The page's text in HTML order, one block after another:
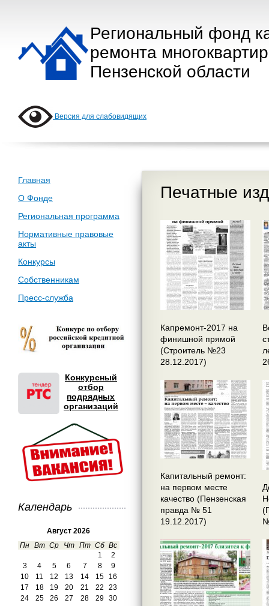
Региональный фонд
ремонта
Пензенской области
Версия для слабовидящих
Главная
О Фонде
Региональная программа
Нормативные правовые
акты
Конкурсы
Собственникам
Пресс-служба
Конкурсный
отбор
подрядных
организаций
Календарь
Август 2026
Пн Вт Ср Чт Пт Сб Вс
1
2
3
4 5 6 7 8
9
10
11 12 13 14 15
16
17
18 19 20 21 22
23
24
25 26 27 28 29
30
Печатные
Капремонт-2017 на
финишной прямой
(Строитель №23
28.12.2017)
Капитальный ремонт:
на первом месте
качество (Пензенская
правда № 51
19.12.2017)